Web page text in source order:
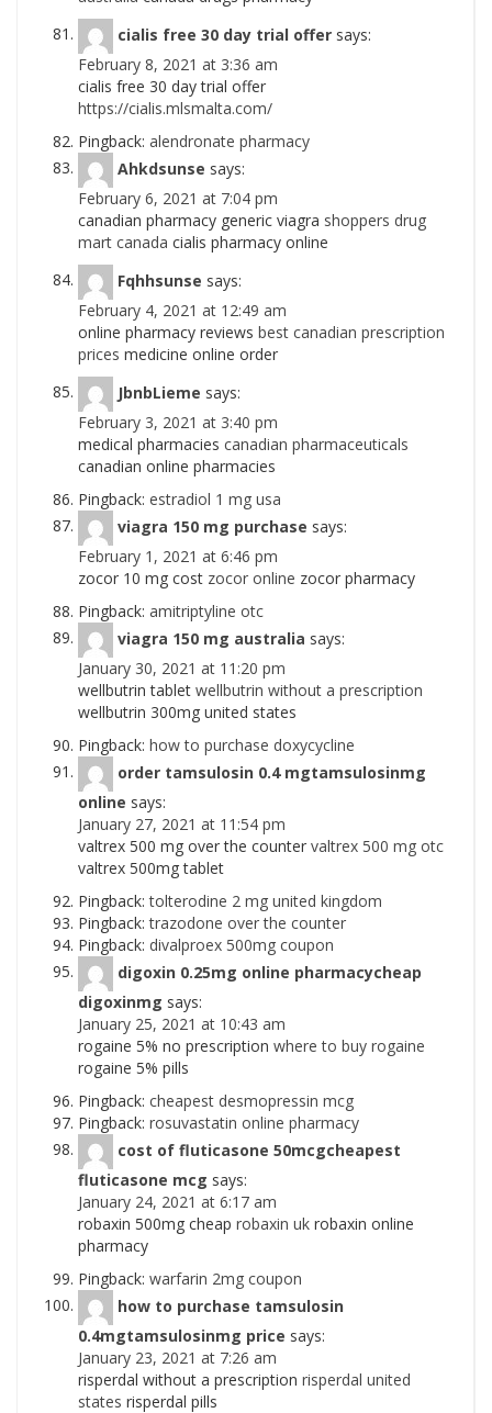
cialis free 30 day trial offer says:
February 8, 2021 at 3:36 am
cialis free 30 day trial offer
https://cialis.mlsmalta.com/
Pingback: alendronate pharmacy
Ahkdsunse says:
February 6, 2021 at 7:04 pm
canadian pharmacy generic viagra shoppers drug
mart canada cialis pharmacy online
Fqhhsunse says:
February 4, 2021 at 12:49 am
online pharmacy reviews best canadian prescription
prices medicine online order
JbnbLieme says:
February 3, 2021 at 3:40 pm
medical pharmacies canadian pharmaceuticals
canadian online pharmacies
Pingback: estradiol 1 mg usa
viagra 150 mg purchase says:
February 1, 2021 at 6:46 pm
zocor 10 mg cost zocor online zocor pharmacy
Pingback: amitriptyline otc
viagra 150 mg australia says:
January 30, 2021 at 11:20 pm
wellbutrin tablet wellbutrin without a prescription
wellbutrin 300mg united states
Pingback: how to purchase doxycycline
order tamsulosin 0.4 mgtamsulosinmg
online says:
January 27, 2021 at 11:54 pm
valtrex 500 mg over the counter valtrex 500 mg otc
valtrex 500mg tablet
Pingback:tolterodine 2 mg united kingdom
Pingback:trazodone over the counter
Pingback: divalproex 500mg coupon
digoxin 0.25mg online pharmacycheap
digoxinmg says:
January 25, 2021 at 10:43 am
rogaine 5% no prescription where to buy rogaine
rogaine 5% pills
Pingback: cheapest desmopressin mcg
Pingback: rosuvastatin online pharmacy
cost of fluticasone 50mcgcheapest
fluticasone mcg says:
January 24, 2021 at 6:17 am
robaxin 500mg cheap robaxin uk robaxin online
pharmacy
Pingback: warfarin 2mg coupon
how to purchase tamsulosin
0.4mgtamsulosinmg price says:
January 23, 2021 at 7:26 am
risperdal without a prescription risperdal united
states risperdal pills